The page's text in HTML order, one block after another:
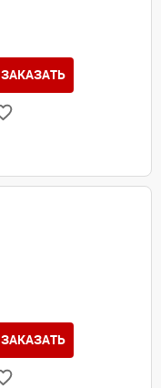
ЗАКАЗАТЬ
ЗАКАЗАТЬ